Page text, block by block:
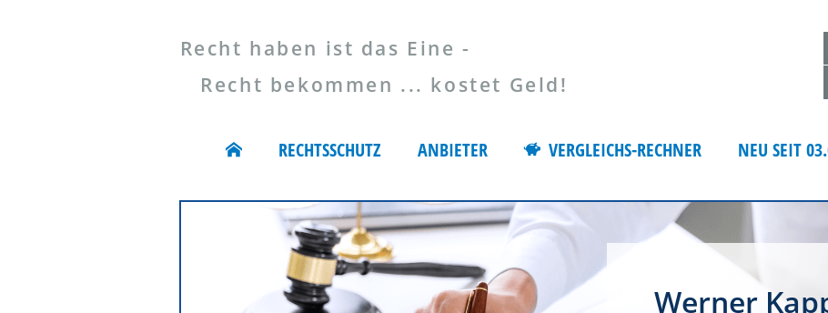
RECHTSSCHUTZ ANBIETER VERGLEICHS-RECHNER NEU SEIT
Recht haben ist das Eine -
Recht bekommen ... kostet Geld!
Werner